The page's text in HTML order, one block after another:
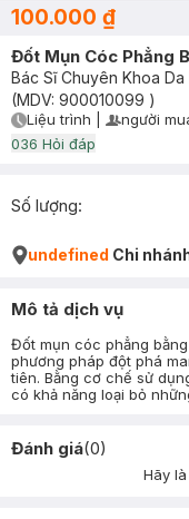
100.000 ₫
Đốt Mụn Cóc Phẳng
Bác Sĩ Chuyên Khoa
(MDV: 900010099 )
Timer Gray Icon
Liệu trình Userngười
036 Hỏi đáp
Số lượng:
undefined Chi
Mô tả dịch vụ
Đốt mụn cóc phẳng
phương pháp đột phá
tiên. Bằng cơ chế sử
có khả năng loại bỏ
Đánh giá(0)
Hãy